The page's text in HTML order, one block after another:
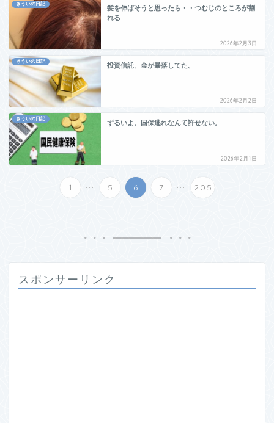
きういの日記
髪を伸ばそうと思ったら・・つむじのところが割
れる
2026年2月3日
きういの日記
投資信託。金が暴落してた。
2026年2月2日
きういの日記
ずるいよ。国保逃れなんて許せない。
2026年2月1日
1 ... 5 6 7 ... 205
スポンサーリンク